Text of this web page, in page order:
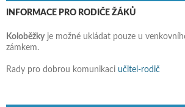
INFORMACE PRO RODIČE ŽÁKŮ
Koloběžkyje možné ukládat pouze u
zámkem.
Rady pro dobrou komunikaci učitel-rodič